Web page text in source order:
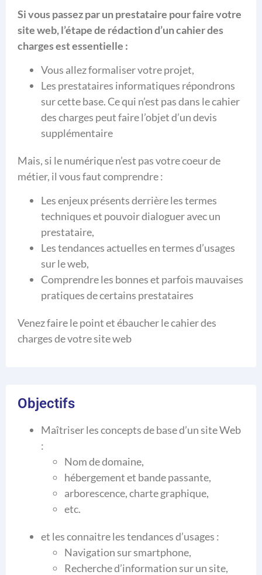
Si vous passez par un prestataire pour faire votre
site web, l’étape de rédaction d’un cahier des
charges est essentielle :
Vous allez formaliser votre projet,
Les prestataires informatiques répondrons
sur cette base. Ce qui n’est pas dans le cahier
des charges peut faire l’objet d’un devis
supplémentaire
Mais, si le numérique n’est pas votre coeur de
métier, il vous faut comprendre :
Les enjeux présents derrière les termes
techniques et pouvoir dialoguer avec un
prestataire,
Les tendances actuelles en termes d’usages
sur le web,
Comprendre les bonnes et parfois mauvaises
pratiques de certains prestataires
Venez faire le point et ébaucher le cahier des
charges de votre site web
Objectifs
Maîtriser les concepts de base d’un site Web
:
Nom de domaine,
hébergement et bande passante,
arborescence, charte graphique,
etc.
et les connaitre les tendances d’usages :
Navigation sur smartphone,
Recherche d’information sur un site,